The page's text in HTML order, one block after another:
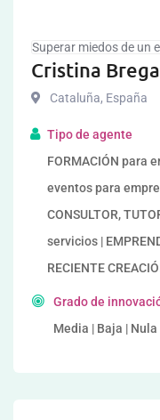
Superar miedos de un
Cristina
Cataluña, España
Tipo de agente
FORMACIÓN para
eventos para
CONSULTOR,
servicios |
RECIENTE
Grado de
Media | Baja | Nula